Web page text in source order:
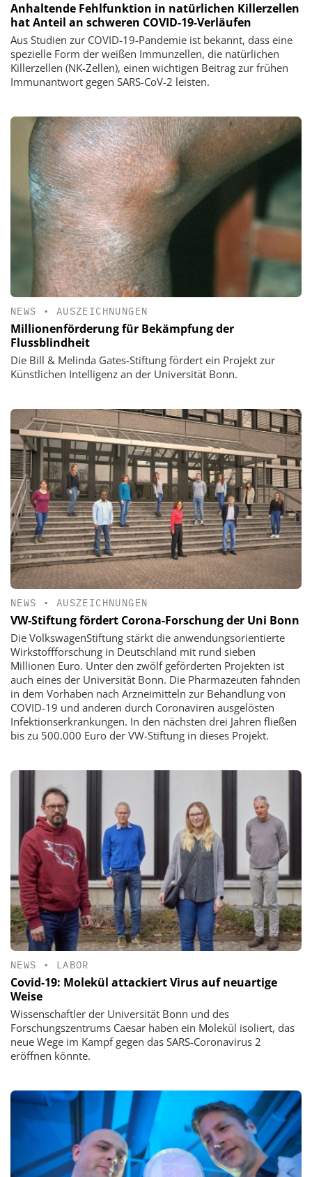
Anhaltende Fehlfunktion in natürlichen Killerzellen
hat Anteil an schweren COVID-19-Verläufen
Aus Studien zur COVID-19-Pandemie ist bekannt, dass eine
spezielle Form der weißen Immunzellen, die natürlichen
Killerzellen (NK-Zellen), einen wichtigen Beitrag zur frühen
Immunantwort gegen SARS-CoV-2 leisten.
NEWS • AUSZEICHNUNGEN
Millionenförderung für Bekämpfung der
Flussblindheit
Die Bill & Melinda Gates-Stiftung fördert ein Projekt zur
Künstlichen Intelligenz an der Universität Bonn.
NEWS • AUSZEICHNUNGEN
VW-Stiftung fördert Corona-Forschung der Uni Bonn
Die VolkswagenStiftung stärkt die anwendungsorientierte
Wirkstoffforschung in Deutschland mit rund sieben
Millionen Euro. Unter den zwölf geförderten Projekten ist
auch eines der Universität Bonn. Die Pharmazeuten fahnden
in dem Vorhaben nach Arzneimitteln zur Behandlung von
COVID-19 und anderen durch Coronaviren ausgelösten
Infektionserkrankungen. In den nächsten drei Jahren fließen
bis zu 500.000 Euro der VW-Stiftung in dieses Projekt.
NEWS • LABOR
Covid-19: Molekül attackiert Virus auf neuartige
Weise
Wissenschaftler der Universität Bonn und des
Forschungszentrums Caesar haben ein Molekül isoliert, das
neue Wege im Kampf gegen das SARS-Coronavirus 2
eröffnen könnte.